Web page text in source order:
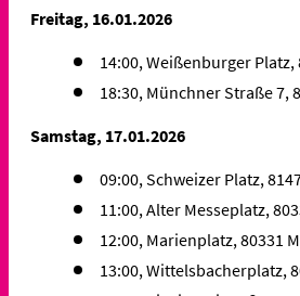
Freitag, 16.01.2026
14:00, Weißenburger Platz,
18:30, Münchner Straße 7,
Samstag, 17.01.2026
09:00, Schweizer Platz,
11:00, Alter Messeplatz,
12:00, Marienplatz, 80331
13:00, Wittelsbacherplatz,